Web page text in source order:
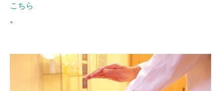
こちら
。